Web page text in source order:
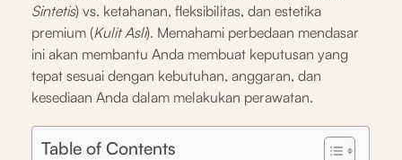
Sintetis) vs. ketahanan, fleksibilitas, dan estetika
premium (Kulit Asli). Memahami perbedaan mendasar
ini akan membantu Anda membuat keputusan yang
tepat sesuai dengan kebutuhan, anggaran, dan
kesediaan Anda dalam melakukan perawatan.
Table of Contents